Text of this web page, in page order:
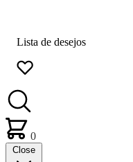
Lista de desejos
0
Close